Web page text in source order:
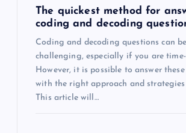
The quickest method for
coding and decoding
Coding and decoding questions can be
challenging, especially if you are
However, it is possible to answer
with the right approach and strategies
This article will…